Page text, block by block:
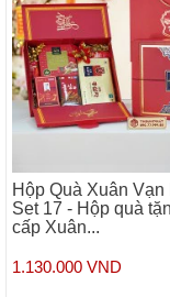
Hộp Quà Xuân Vạn
Set 17 - Hộp quà
cấp Xuân...
1.130.000 VND